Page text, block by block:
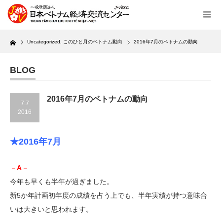
Home Uncategorized このひと月のベトナム動向 2016年7月のベトナムの動向
BLOG
7.7
2016
2016年7月のベトナムの動向
★2016年7月
－A－
今年も早くも半年が過ぎました。
新5か年計画初年度の成績を占う上でも、半年実績が持つ意味合
いは大きいと思われます。